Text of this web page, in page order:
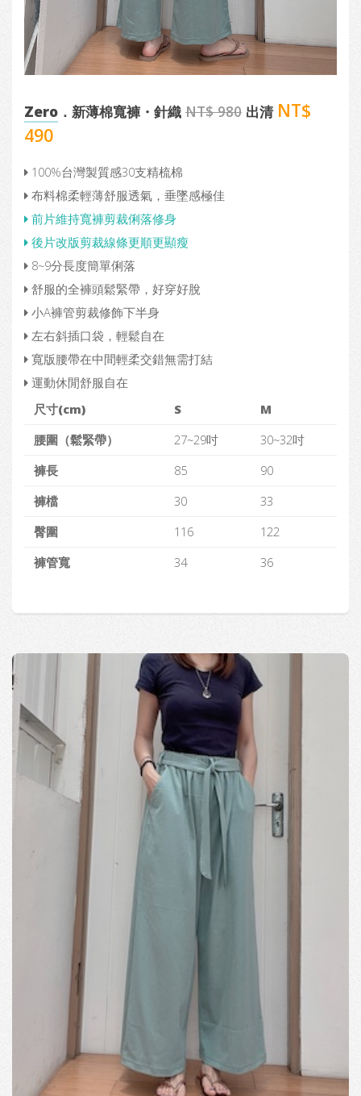
Zero ．新薄棉寬褲・針織 NT$ 980 出清 NT$
490
100%台灣製質感30支精梳棉
布料棉柔輕薄舒服透氣，垂墜感極佳
前片維持寬褲剪裁俐落修身
後片改版剪裁線條更順更顯瘦
8~9分長度簡單俐落
舒服的全褲頭鬆緊帶，好穿好脫
小A褲管剪裁修飾下半身
左右斜插口袋，輕鬆自在
寬版腰帶在中間輕柔交錯無需打結
運動休閒舒服自在
尺寸(cm)
S
M
腰圍（鬆緊帶）
27~29吋
30~32吋
褲長
85
90
褲檔
30
33
臀圍
116
122
褲管寬
34 36